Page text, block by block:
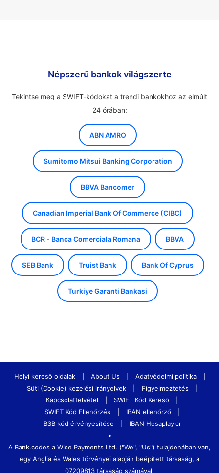
Népszerű bankok világszerte
Tekintse meg a SWIFT-kódokat a trendi bankokhoz az elmúlt
24 órában:
ABN AMRO
Sumitomo Mitsui Banking Corporation
BBVA Bancomer
Canadian Imperial Bank Of Commerce (CIBC)
BCR - Banca Comerciala Romana BBVA
SEB Bank Truist Bank Bank Of Cyprus
Turkiye Garanti Bankasi
Helyi kereső oldalak About Us Adatvédelmi politika
Süti (Cookie) kezelési irányelvek
Figyelmeztetés
Kapcsolatfelvétel
SWIFT Kód Kereső
SWIFT Kód Ellenőrzés
IBAN ellenőrző
BSB kód érvényesítése
IBAN Hesaplayıcı
•
A Bank.codes a Wise Payments Ltd. ("We", "Us") tulajdonában van,
egy Anglia és Wales törvényei alapján beépített társaság, a
07209813 társaság számával.